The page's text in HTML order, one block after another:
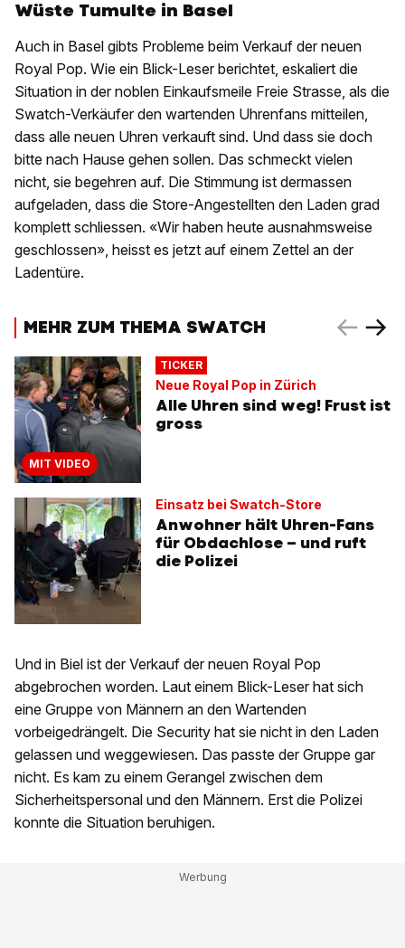
Wüste Tumulte in Basel
Auch in Basel gibts Probleme beim Verkauf der neuen
Royal Pop. Wie ein Blick-Leser berichtet, eskaliert die
Situation in der noblen Einkaufsmeile Freie Strasse, als die
Swatch-Verkäufer den wartenden Uhrenfans mitteilen,
dass alle neuen Uhren verkauft sind. Und dass sie doch
bitte nach Hause gehen sollen. Das schmeckt vielen
nicht, sie begehren auf. Die Stimmung ist dermassen
aufgeladen, dass die Store-Angestellten den Laden grad
komplett schliessen. «Wir haben heute ausnahmsweise
geschlossen», heisst es jetzt auf einem Zettel an der
Ladentüre.
MEHR ZUM THEMA SWATCH
MIT VIDEO
TICKER
Neue Royal Pop in Zürich
Alle Uhren sind weg! Frust ist
gross
Einsatz bei Swatch-Store
Anwohner hält Uhren-Fans
für Obdachlose – und ruft
die Polizei
Und in Biel ist der Verkauf der neuen Royal Pop
abgebrochen worden. Laut einem Blick-Leser hat sich
eine Gruppe von Männern an den Wartenden
vorbeigedrängelt. Die Security hat sie nicht in den Laden
gelassen und weggewiesen. Das passte der Gruppe gar
nicht. Es kam zu einem Gerangel zwischen dem
Sicherheitspersonal und den Männern. Erst die Polizei
konnte die Situation beruhigen.